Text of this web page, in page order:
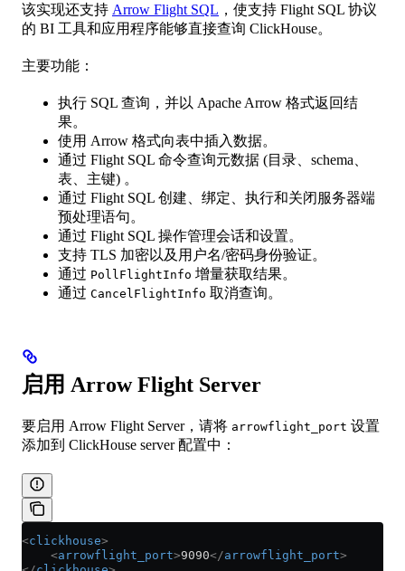
该实现还支持 Arrow Flight SQL ，使支持 Flight SQL 协议
的 BI 工具和应用程序能够直接查询 ClickHouse。
主要功能：
执行 SQL 查询，并以 Apache Arrow 格式返回结
果。
使用 Arrow 格式向表中插入数据。
通过 Flight SQL 命令查询元数据 (目录、schema、
表、主键) 。
通过 Flight SQL 创建、绑定、执行和关闭服务器端
预处理语句。
通过 Flight SQL 操作管理会话和设置。
支持 TLS 加密以及用户名/密码身份验证。
通过 PollFlightInfo 增量获取结果。
通过 CancelFlightInfo 取消查询。
启用 Arrow Flight Server
要启用 Arrow Flight Server，请将 arrowflight_port 设置
添加到 ClickHouse server 配置中：
<clickhouse>
    <
arrowflight_port>9090</arrowflight_port>